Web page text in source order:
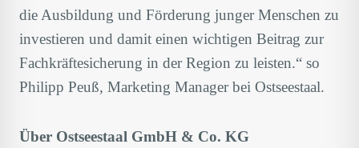
die Ausbildung und Förderung junger Menschen zu
investieren und damit einen wichtigen Beitrag zur
Fachkräftesicherung in der Region zu leisten.“ so
Philipp Peuß, Marketing Manager bei Ostseestaal.
Über Ostseestaal GmbH & Co. KG